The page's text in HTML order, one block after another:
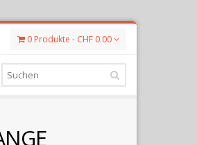
0 Produkte - CHF 0.00